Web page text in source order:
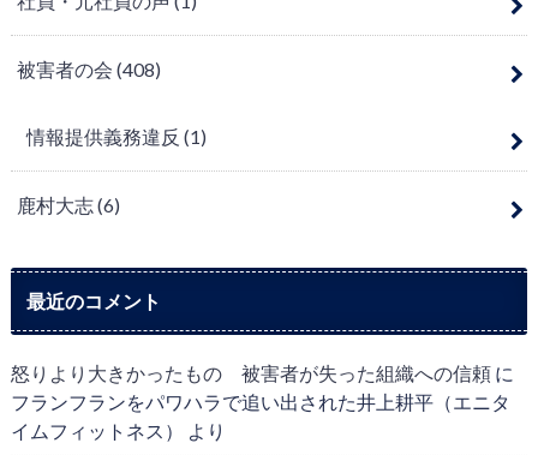
被害者の会 (408)
情報提供義務違反 (1)
鹿村大志(6)
最近のコメント
怒りより大きかったもの 被害者が失った組織への信頼に
フランフランをパワハラで追い出された井上耕平（エニタ
イムフィットネス）
より